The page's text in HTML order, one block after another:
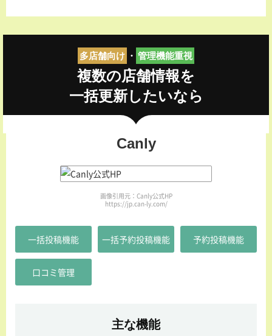
多店舗向け ・ 管理機能重視
複数の店舗情報を
一括更新したいなら
Canly
画像引用元：Canly公式HP
https://jp.can-ly.com/
一括投稿機能 一括予約投稿機能 予約投稿機能
口コミ管理
主な機能